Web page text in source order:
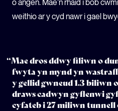
o angen. Mae’n rhaid i bob
weithio ar y cyd nawr i gael
“Mae dros ddwy filiwn o
fwyta yn mynd yn
y gellid gwneud 1.3 biliwn
draws cadwyn gyflenwi
cyfateb i 27 miliwn tunnell